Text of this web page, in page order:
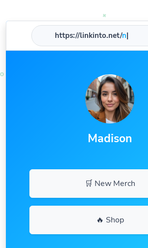
https://linkinto.net/name
Madison
🛒 New Merch
🔥 Shop